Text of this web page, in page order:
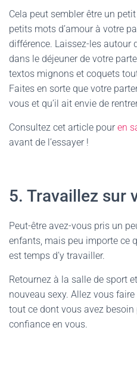
Cela peut sembler être un
petits mots d’amour à votre
différence. Laissez-les autour
dans le déjeuner de votre
textos mignons et coquets
Faites en sorte que votre
vous et qu’il ait envie de
Consultez cet article pouren
avant de l’essayer !
5. Travaillez sur
Peut-être avez-vous pris un
enfants, mais peu importe ce
est temps d’y travailler.
Retournez à la salle de sport
nouveau sexy. Allez vous
tout ce dont vous avez besoin
confiance en vous.